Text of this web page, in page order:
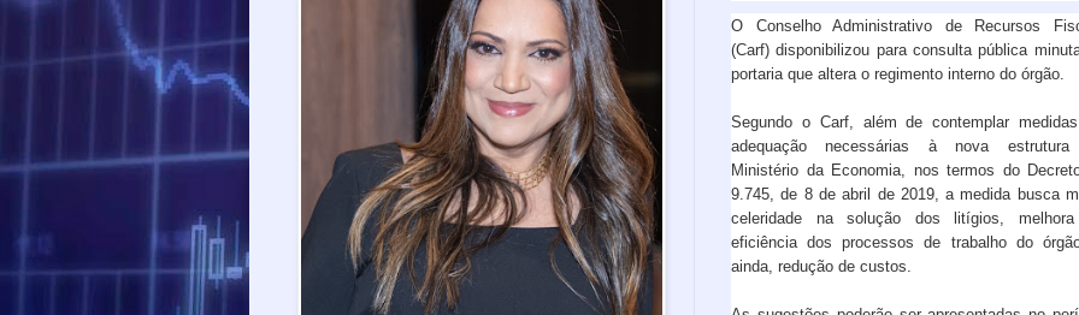
O Conselho Administrativo de Recursos
(Carf) disponibilizou para consulta pública
portaria que altera o regimento interno do órgão.
Segundo o Carf, além de contemplar
adequação necessárias à nova
Ministério da Economia, nos termos do
9.745, de 8 de abril de 2019, a medida busca
celeridade na solução dos litígios,
eficiência dos processos de trabalho do
ainda, redução de custos.